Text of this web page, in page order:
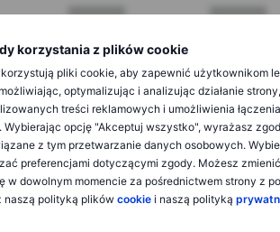
korzystania z plików cookie
pliki cookie, aby zapewnić użytkownikom
optymalizując i analizując działanie
treści reklamowych i umożliwienia
Wybierając opcję "Akceptuj wszystko", wyrażasz
z tym przetwarzanie danych osobowych.
preferencjami dotyczącymi zgody. Możesz
w dowolnym momencie za pośrednictwem strony z
naszą polityką plików cookie i naszą polityką
XXXXXXX XXXXXXX
XXXXXXX
XXXXXXX XXXXXXX
XXXXXXX XXXXXXX
XXXXXXX